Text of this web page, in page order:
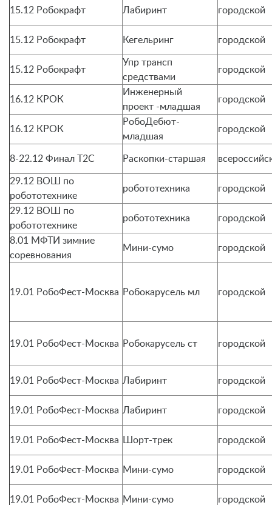
15.12 Робокрафт Лабиринт городской
15.12 Робокрафт Кегельринг городской
15.12 Робокрафт
Упр трансп
средствами
городской
16.12 КРОК
Инженерный
проект -младшая
городской
16.12 КРОК
РобоДебют-
младшая
городской
8-22.12 Финал Т2С Раскопки-старшая
29.12 ВОШ по
робототехнике
робототехника городской
29.12 ВОШ по
робототехнике
робототехника городской
8.01 МФТИ зимние
соревнования
Мини-сумо городской
19.01 РобоФест-Москва Робокарусель мл городской
19.01 РобоФест-Москва Робокарусель ст городской
19.01 РобоФест-Москва Лабиринт городской
19.01 РобоФест-Москва Лабиринт городской
19.01 РобоФест-Москва Шорт-трек городской
19.01 РобоФест-Москва Мини-сумо городской
19.01 РобоФест-Москва Мини-сумо городской